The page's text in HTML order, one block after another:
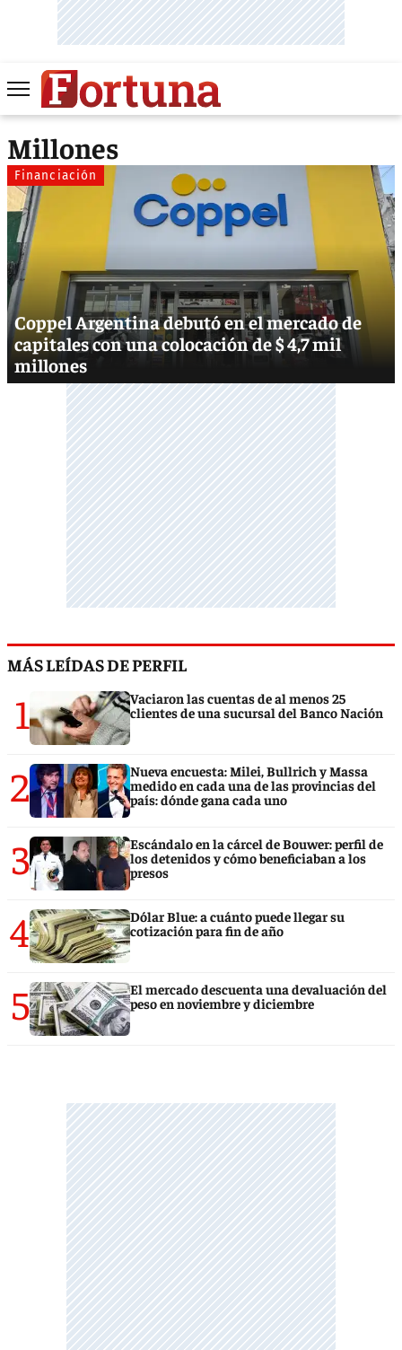
Millones
Financiación
Coppel Argentina debutó en el mercado de
capitales con una colocación de $ 4,7 mil
millones
MÁS LEÍDAS DE PERFIL
1
Vaciaron las cuentas de al menos 25
clientes de una sucursal del Banco Nación
2
Nueva encuesta: Milei, Bullrich y Massa
medido en cada una de las provincias del
país: dónde gana cada uno
3
Escándalo en la cárcel de Bouwer: perfil de
los detenidos y cómo beneficiaban a los
presos
4
Dólar Blue: a cuánto puede llegar su
cotización para fin de año
5
El mercado descuenta una devaluación del
peso en noviembre y diciembre